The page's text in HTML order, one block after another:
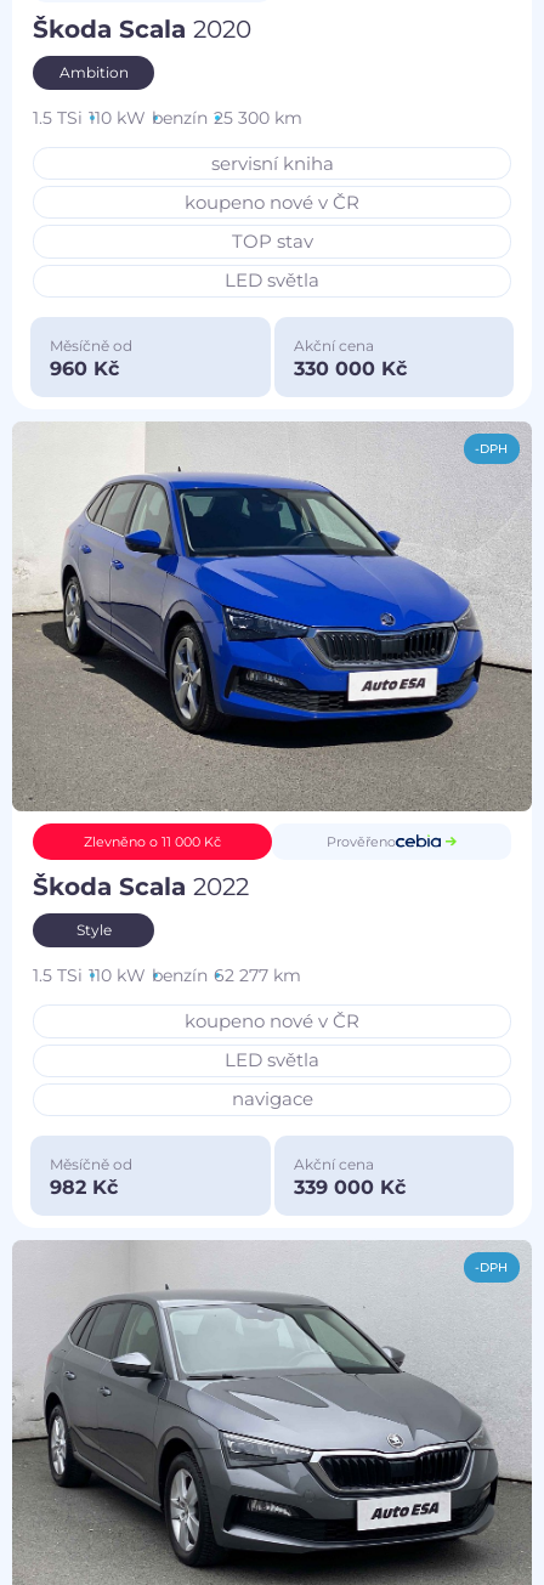
Škoda Scala2020
Ambition
1.5 TSi 110 kW benzín 25 300 km
servisní kniha
koupeno nové v ČR
TOP stav
LED světla
Měsíčně od
960 Kč
Akční cena
330 000 Kč
-DPH
Zlevněno o 11 000 Kč Prověřeno
Škoda Scala2022
Style
1.5 TSi 110 kW benzín 62 277 km
koupeno nové v ČR
LED světla
navigace
Měsíčně od
982 Kč
Akční cena
339 000 Kč
-DPH